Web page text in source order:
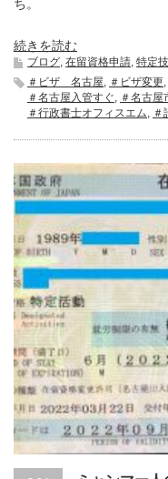
ち。
続きを読む
ブログ 在留資格申請 特定
＃ビザ 名古屋
＃ビザ変更
＃名古屋入管すぐ
＃名古屋
＃行政書士オフィスエム
＃